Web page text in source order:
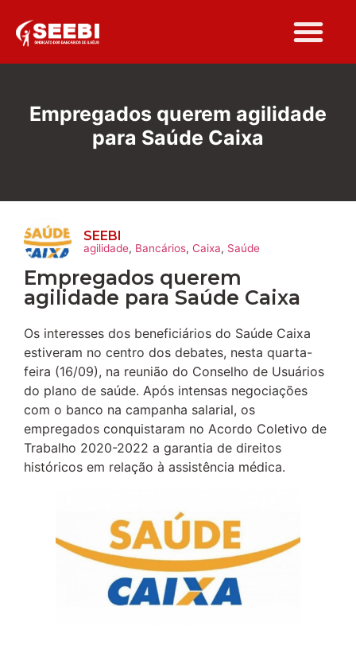
Empregados querem agilidade
para Saúde Caixa
SEEBI
agilidade, Bancários, Caixa, Saúde
Empregados querem
agilidade para Saúde Caixa
Os interesses dos beneficiários do Saúde Caixa
estiveram no centro dos debates, nesta quarta-
feira (16/09), na reunião do Conselho de Usuários
do plano de saúde. Após intensas negociações
com o banco na campanha salarial, os
empregados conquistaram no Acordo Coletivo de
Trabalho 2020-2022 a garantia de direitos
históricos em relação à assistência médica.